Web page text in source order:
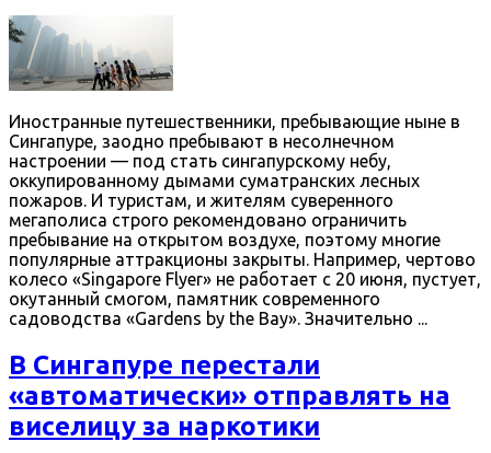
Иностранные путешественники, пребывающие ныне в
Сингапуре, заодно пребывают в несолнечном
настроении — под стать сингапурскому небу,
оккупированному дымами суматранских лесных
пожаров. И туристам, и жителям суверенного
мегаполиса строго рекомендовано ограничить
пребывание на открытом воздухе, поэтому многие
популярные аттракционы закрыты. Например, чертово
колесо «Singapore Flyer» не работает с 20 июня, пустует,
окутанный смогом, памятник современного
садоводства «Gardens by the Bay». Значительно ...
В Сингапуре перестали
«автоматически» отправлять на
виселицу за наркотики